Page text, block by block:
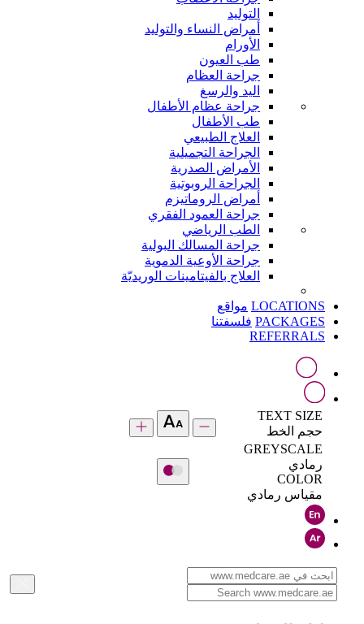
التوليد
أمراض النساء والتوليد
الأورام
طب العيون
جراحة العظام
اليد والرسغ
جراحة عظام الأطفال
طب الأطفال
العلاج الطبيعي
الجراحة التجميلية
الأمراض الصدرية
الجراحة الروبوتية
أمراض الروماتيزم
جراحة العمود الفقري
الطب الرياضي
جراحة المسالك البولية
جراحة الأوعية الدموية
العلاج بالفيتامينات الوريديّة
LOCATIONS مواقع
PACKAGES فلسفتنا
REFERRALS
TEXT SIZE
حجم الخط
GREYSCALE
رمادي
COLOR
مقياس رمادي